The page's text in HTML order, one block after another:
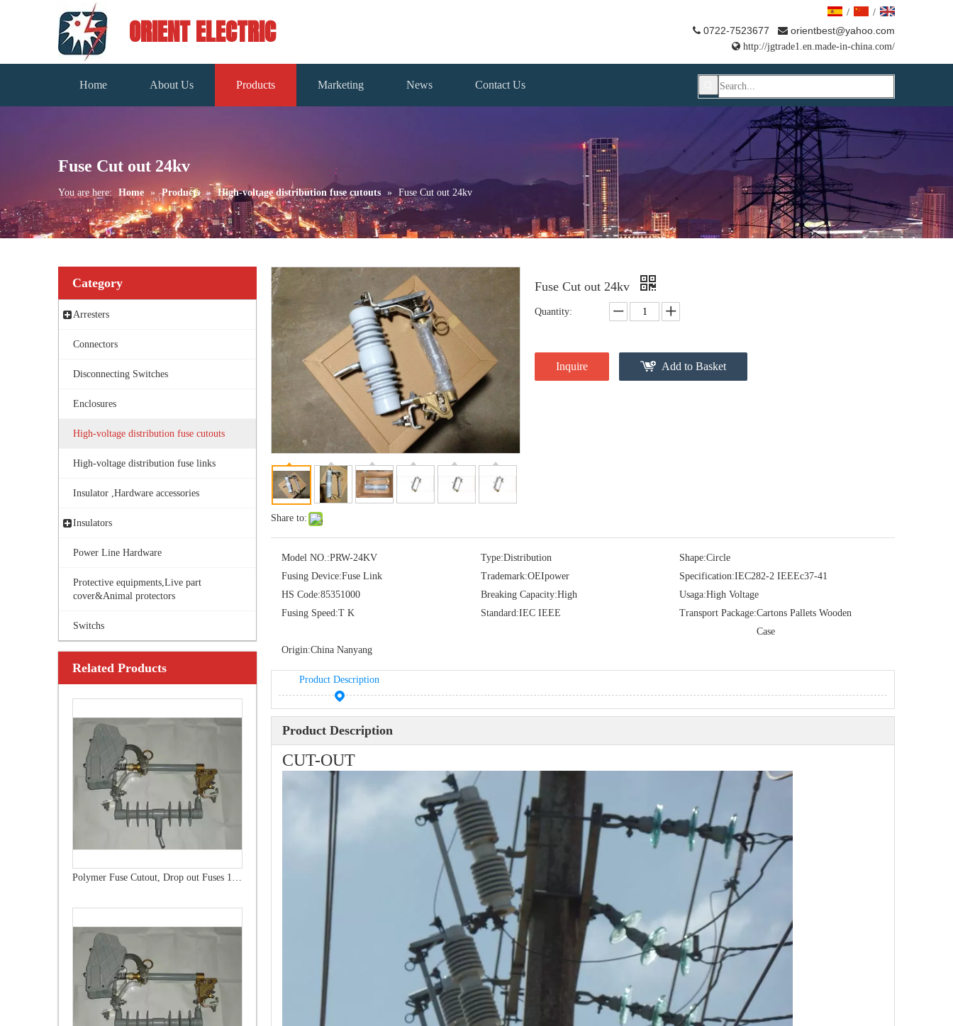
ORIENT ELECTRIC
/ /
 0722-7523677  orientbest@yahoo.com
 http://jgtrade1.en.made-in-china.com/
Home About Us Products Marketing News Contact Us
Fuse Cut out 24kv
You are here: Home » Products » High-voltage distribution fuse cutouts » Fuse Cut out 24kv
Category
Arresters
Connectors
Disconnecting Switches
Enclosures
High-voltage distribution fuse cutouts
High-voltage distribution fuse links
Insulator ,Hardware accessories
Insulators
Power Line Hardware
Protective equipments,Live part
cover&Animal protectors
Switchs
Related Products
Polymer Fuse Cutout, Drop out Fuses 15 Kv 100A
Share to:
Fuse Cut out 24kv
Quantity:
Inquire Add to Basket
Model NO.:PRW-24KV Type:Distribution Shape:Circle
Fusing Device:Fuse Link Trademark:OEIpower Specification:IEC282-2 IEEEc37-41
HS Code:85351000 Breaking Capacity:High Usaga:High Voltage
Fusing Speed:T K Standard:IEC IEEE Transport Package:Cartons Pallets Wooden
Case
Origin:China Nanyang
Product Description
Product Description
CUT-OUT